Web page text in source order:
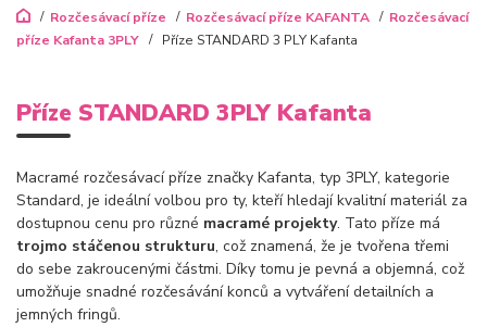
Rozčesávací příze Rozčesávací příze KAFANTA
Rozčesávací
příze Kafanta 3PLY
Příze STANDARD 3 PLY Kafanta
Příze STANDARD 3PLY Kafanta
Macramé rozčesávací příze značky Kafanta, typ 3PLY, kategorie
Standard, je ideální volbou pro ty, kteří hledají kvalitní materiál za
dostupnou cenu pro různé macramé projekty. Tato příze má
trojmo stáčenou strukturu, což znamená, že je tvořena třemi
do sebe zakroucenými částmi. Díky tomu je pevná a objemná, což
umožňuje snadné rozčesávání konců a vytváření detailních a
jemných fringů.